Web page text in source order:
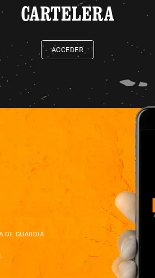
CARTELERA
ACCEDER
DE GUARDIA